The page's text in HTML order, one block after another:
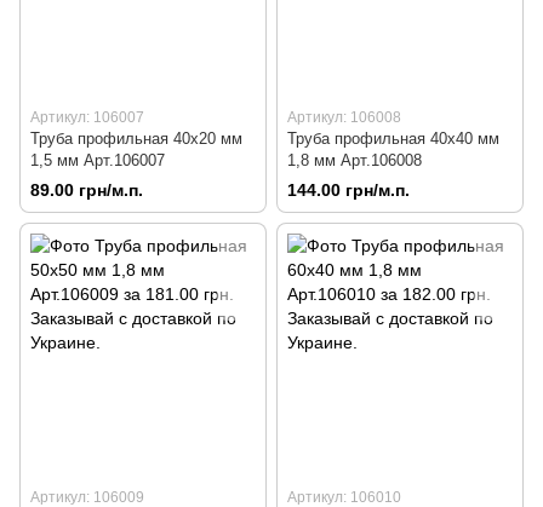
Артикул: 106007
Труба профильная 40х20 мм
1,5 мм Арт.106007
89.00 грн/м.п.
Артикул: 106008
Труба профильная 40х40 мм
1,8 мм Арт.106008
144.00 грн/м.п.
Артикул: 106009 Артикул: 106010